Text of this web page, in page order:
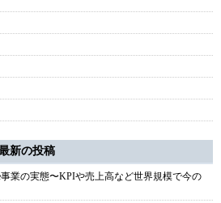
新の投稿
業の実態〜KPIや売上高など世界規模で今の